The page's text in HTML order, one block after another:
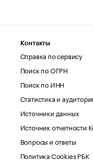
Контакты
Справка по сервису
Поиск по ОГРН
Поиск по ИНН
Статистика и
Источники данных
Источник отчетности
Вопросы и ответы
Политика Cookies РБК